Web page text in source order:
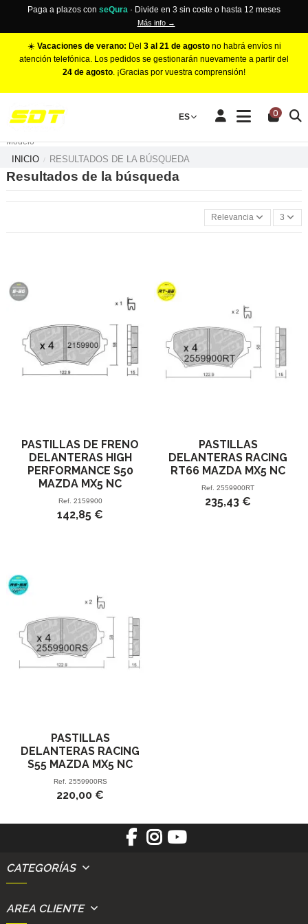
Paga a plazos con seQura · Divide en 3 sin coste o hasta 12 meses
Más info →
☀️ Vacaciones de verano: Del 3 al 21 de agostono habrá envíos ni
atención telefónica. Los pedidos se gestionarán nuevamente a partir del
24 de agosto. ¡Gracias por vuestra comprensión!
ES 0
Make
Modelo
INICIO RESULTADOS DE LA BÚSQUEDA
Resultados de la búsqueda
Relevancia 3
PASTILLAS DE FRENO
DELANTERAS HIGH
PERFORMANCE S50
MAZDA MX5 NC
Ref. 2159900
142,85 €
PASTILLAS
DELANTERAS RACING
RT66 MAZDA MX5 NC
Ref. 2559900RT
235,43 €
PASTILLAS
DELANTERAS RACING
S55 MAZDA MX5 NC
Ref. 2559900RS
220,00 €
CATEGORÍAS
AREA CLIENTE